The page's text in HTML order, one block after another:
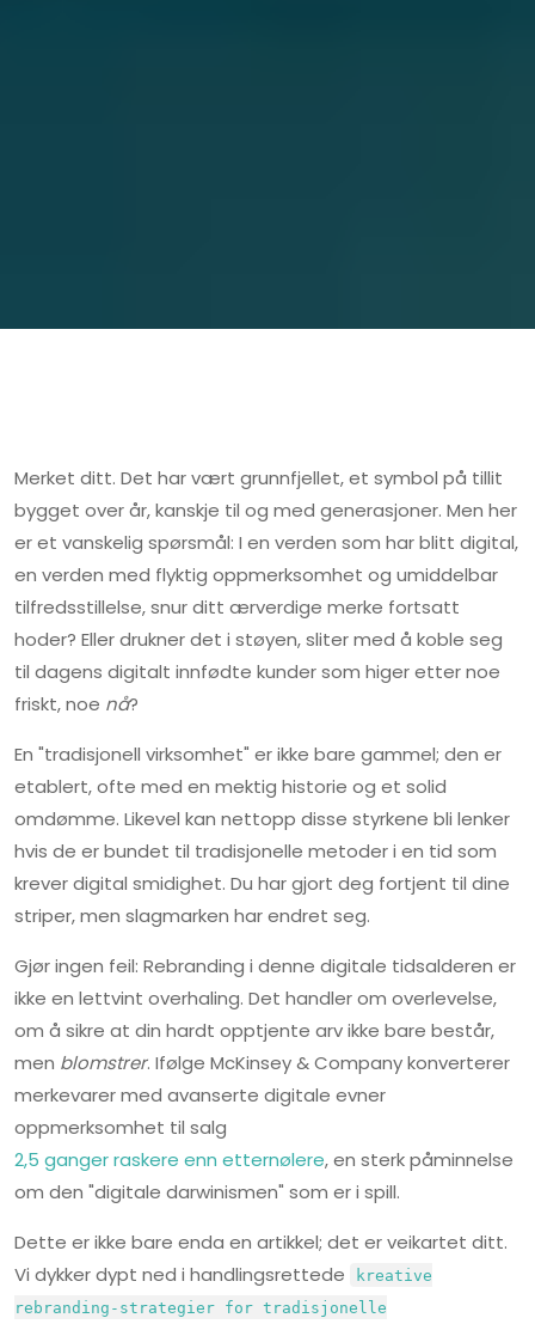
Merket ditt. Det har vært grunnfjellet, et symbol på tillit
bygget over år, kanskje til og med generasjoner. Men her
er et vanskelig spørsmål: I en verden som har blitt digital,
en verden med flyktig oppmerksomhet og umiddelbar
tilfredsstillelse, snur ditt ærverdige merke fortsatt
hoder? Eller drukner det i støyen, sliter med å koble seg
til dagens digitalt innfødte kunder som higer etter noe
friskt, noe nå?
En "tradisjonell virksomhet" er ikke bare gammel; den er
etablert, ofte med en mektig historie og et solid
omdømme. Likevel kan nettopp disse styrkene bli lenker
hvis de er bundet til tradisjonelle metoder i en tid som
krever digital smidighet. Du har gjort deg fortjent til dine
striper, men slagmarken har endret seg.
Gjør ingen feil: Rebranding i denne digitale tidsalderen er
ikke en lettvint overhaling. Det handler om overlevelse,
om å sikre at din hardt opptjente arv ikke bare består,
men blomstrer. Ifølge McKinsey & Company konverterer
merkevarer med avanserte digitale evner
oppmerksomhet til salg
2,5 ganger raskere enn etternølere, en sterk påminnelse
om den "digitale darwinismen" som er i spill.
Dette er ikke bare enda en artikkel; det er veikartet ditt.
Vi dykker dypt ned i handlingsrettede
kreative
rebranding-strategier for tradisjonelle